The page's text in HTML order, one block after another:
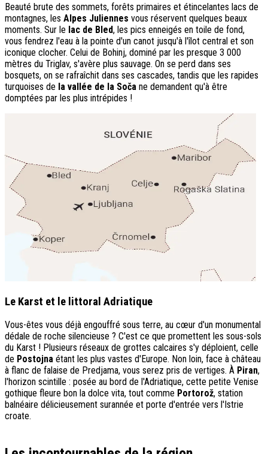
Beauté brute des sommets, forêts primaires et étincelantes lacs de
montagnes, les Alpes Juliennes vous réservent quelques beaux
moments. Sur le lac de Bled, les pics enneigés en toile de fond,
vous fendrez l'eau à la pointe d'un canot jusqu'à l'îlot central et son
iconique clocher. Celui de Bohinj, dominé par les presque 3 000
mètres du Triglav, s'avère plus sauvage. On se perd dans ses
bosquets, on se rafraîchit dans ses cascades, tandis que les rapides
turquoises de la vallée de la Soča ne demandent qu'à être
domptées par les plus intrépides !
Le Karst et le littoral Adriatique
Vous-êtes vous déjà engouffré sous terre, au cœur d'un monumental
dédale de roche silencieuse ? C'est ce que promettent les sous-sols
du Karst ! Plusieurs réseaux de grottes calcaires s'y déploient, celle
de Postojna étant les plus vastes d'Europe. Non loin, face à château
à flanc de falaise de Predjama, vous serez pris de vertiges. À Piran,
l'horizon scintille : posée au bord de l'Adriatique, cette petite Venise
gothique fleure bon la dolce vita, tout comme Portorož, station
balnéaire délicieusement surannée et porte d'entrée vers l'Istrie
croate.